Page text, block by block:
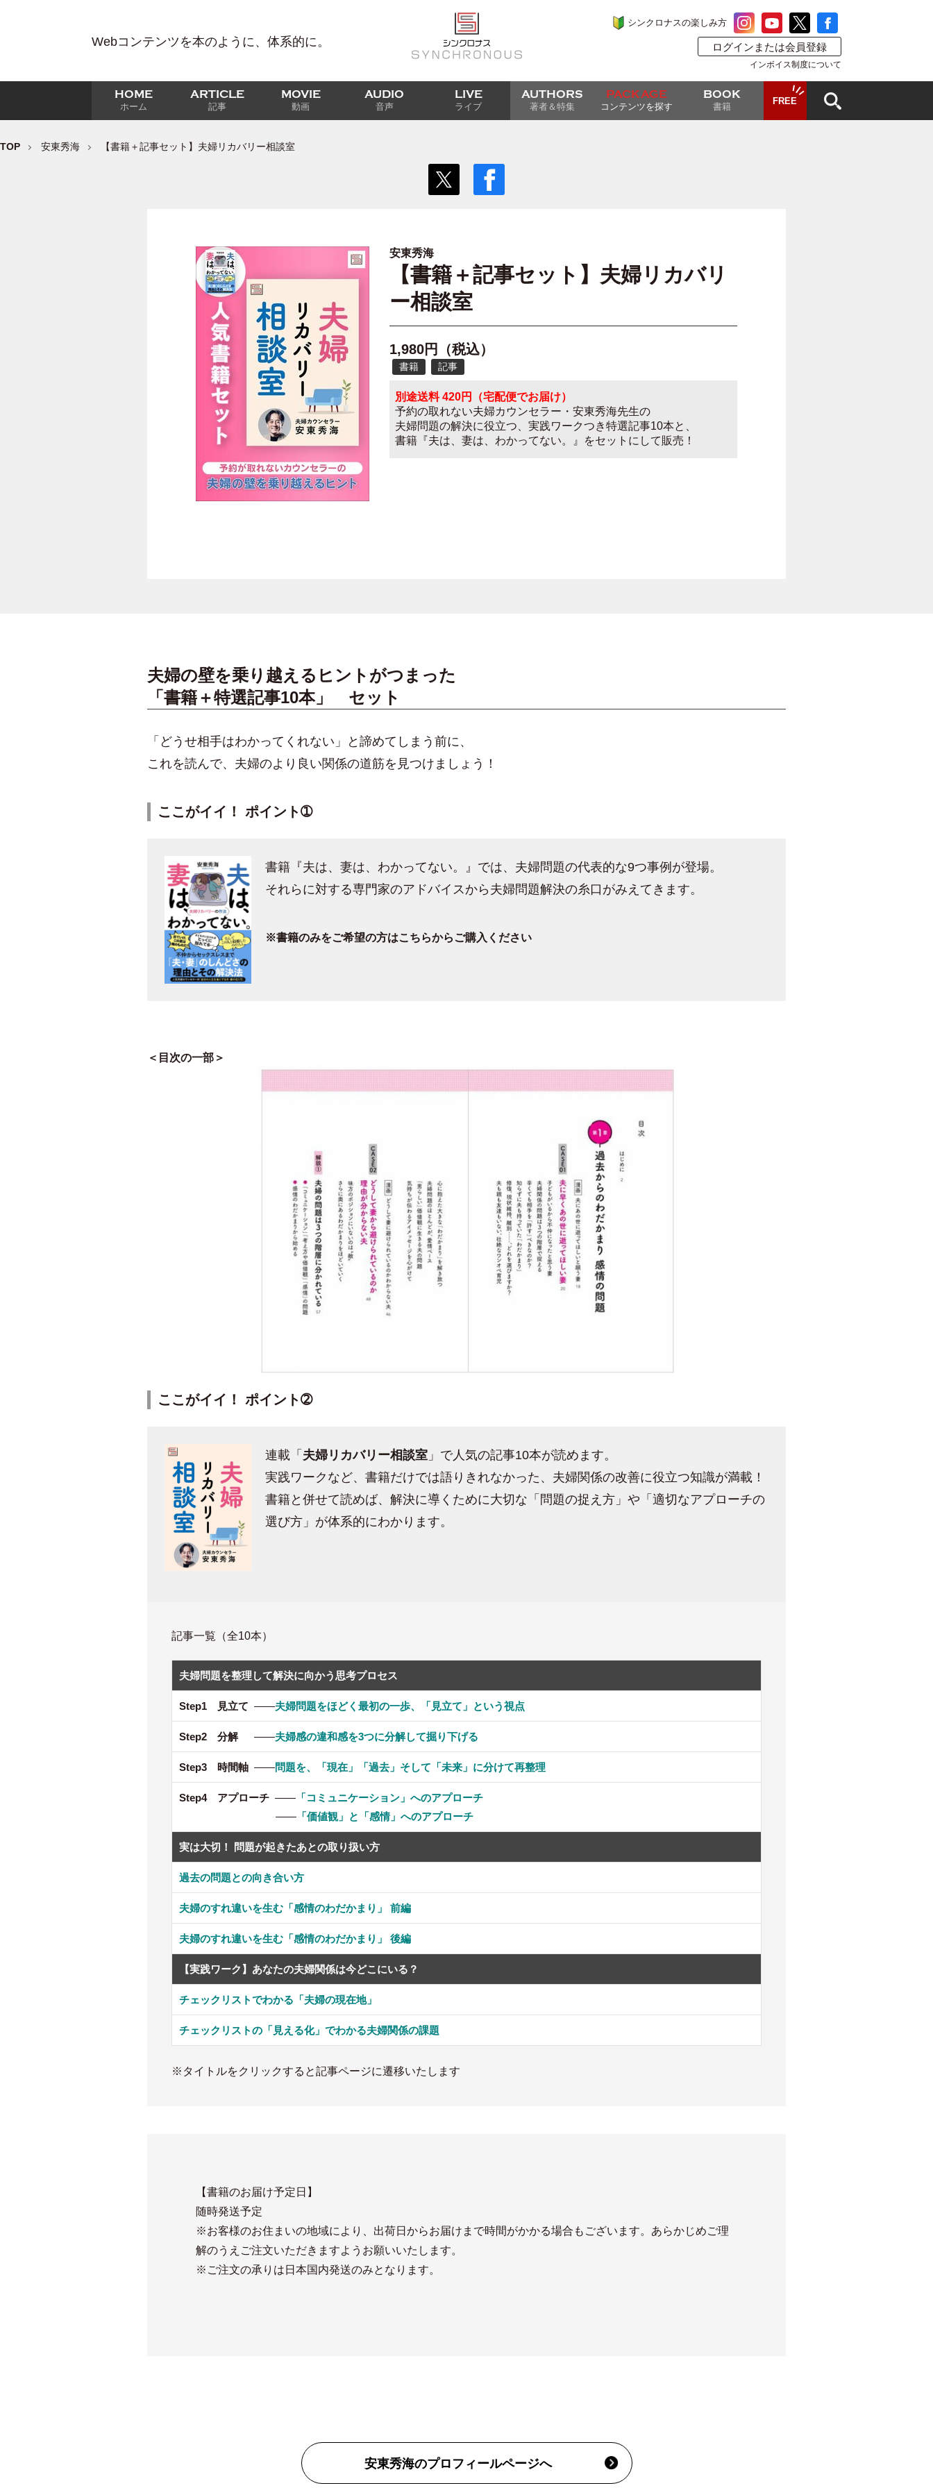
Webコンテンツを本のように、体系的に。
シンクロナスの楽しみ方
ログインまたは会員登録
インボイス制度について
HOME
ホーム
ARTICLE
記事
MOVIE
動画
AUDIO
音声
LIVE
ライブ
AUTHORS
著者＆特集
PACKAGE
コンテンツを探す
BOOK
書籍
FREE
TOP 安東秀海 【書籍＋記事セット】夫婦リカバリー相談室
安東秀海
【書籍＋記事セット】夫婦リカバリ
ー相談室
1,980円（税込）
書籍 記事
別途送料 420円（宅配便でお届け）
予約の取れない夫婦カウンセラー・安東秀海先生の
夫婦問題の解決に役立つ、実践ワークつき特選記事10本と、
書籍『夫は、妻は、わかってない。』をセットにして販売！
夫婦の壁を乗り越えるヒントがつまった
「 書籍＋特選記事10本」 セット
「どうせ相手はわかってくれない」と諦めてしまう前に、
これを読んで、夫婦のより良い関係の道筋を見つけましょう！
ここがイイ！ ポイント➀
書籍『夫は、妻は、わかってない。』では、夫婦問題の代表的な9つ事例が登場。
それらに対する専門家のアドバイスから夫婦問題解決の糸口がみえてきます。
※書籍のみをご希望の方はこちらからご購入ください
＜目次の一部＞
ここがイイ！ ポイント➁
連載「 夫婦リカバリー相談室 」で人気の記事10本が読めます。
実践ワークなど、書籍だけでは語りきれなかった、夫婦関係の改善に役立つ知識が満載！
書籍と併せて読めば、解決に導くために大切な「問題の捉え方」や「適切なアプローチの
選び方」が体系的にわかります。
記事一覧（全10本）
夫婦問題を整理して解決に向かう思考プロセス
Step1 見立て ——夫婦問題をほどく最初の一歩、「見立て」という視点
Step2 分解 ——夫婦感の違和感を3つに分解して掘り下げる
Step3 時間軸 ——問題を、「現在」「過去」そして「未来」に分けて再整理
Step4 アプローチ —— 「コミュニケーション」へのアプローチ
—— 「価値観」と「感情」へのアプローチ
実は大切！ 問題が起きたあとの取り扱い方
過去の問題との向き合い方
夫婦のすれ違いを生む「感情のわだかまり」 前編
夫婦のすれ違いを生む「感情のわだかまり」 後編
【実践ワーク】あなたの夫婦関係は今どこにいる？
チェックリストでわかる「夫婦の現在地」
チェックリストの「見える化」でわかる夫婦関係の課題
※タイトルをクリックすると記事ページに遷移いたします
【書籍のお届け予定日】
随時発送予定
※お客様のお住まいの地域により、出荷日からお届けまで時間がかかる場合もございます。あらかじめご理
解のうえご注文いただきますようお願いいたします。
※ご注文の承りは日本国内発送のみとなります。
安東秀海のプロフィールページへ